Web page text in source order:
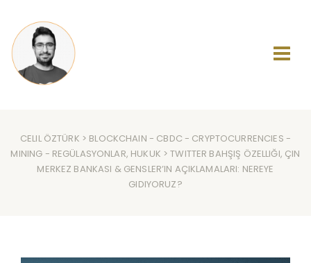
CELIL ÖZTÜRK > BLOCKCHAIN - CBDC - CRYPTOCURRENCIES -
MINING - REGÜLASYONLAR, HUKUK > TWITTER BAHŞIŞ ÖZELLIĞI, ÇIN
MERKEZ BANKASI & GENSLER’IN AÇIKLAMALARI: NEREYE
GIDIYORUZ?